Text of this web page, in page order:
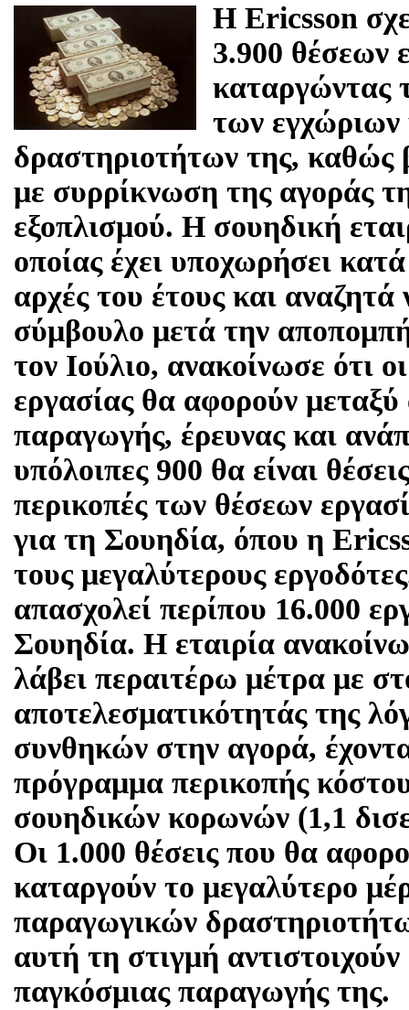
Η Ericsson
3.900 θέσεων
καταργώντας
των εγχώριων
δραστηριοτήτων της, καθώς
με συρρίκνωση της αγοράς
εξοπλισμού. Η σουηδική
οποίας έχει υποχωρήσει
αρχές του έτους και αναζητά
σύμβουλο μετά την
τον Ιούλιο, ανακοίνωσε ότι
εργασίας θα αφορούν
παραγωγής, έρευνας και
υπόλοιπες 900 θα είναι
περικοπές των θέσεων
για τη Σουηδία, όπου η
τους μεγαλύτερους
απασχολεί περίπου 16.000
Σουηδία. Η εταιρία
λάβει περαιτέρω μέτρα με
αποτελεσματικότητάς της
συνθηκών στην αγορά,
πρόγραμμα περικοπής
σουηδικών κορωνών (1,1
Οι 1.000 θέσεις που θα
καταργούν το μεγαλύτερο
παραγωγικών
αυτή τη στιγμή
παγκόσμιας παραγωγής της.